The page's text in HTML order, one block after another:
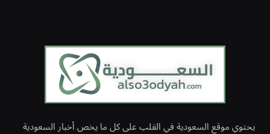
يحتوي موقع السعودية في القلب على كل ما يخص أخبار السعودية